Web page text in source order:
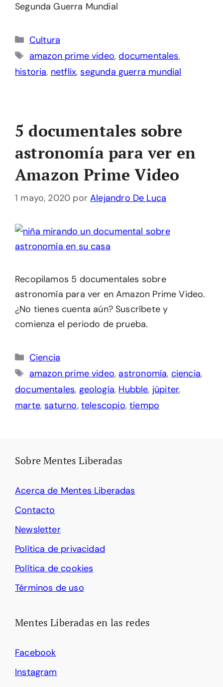
Segunda Guerra Mundial
Categorías
Cultura
Etiquetas
amazon prime video,documentales,
historia, netflix,segunda guerra mundial
5 documentales sobre
astronomía para ver en
Amazon Prime Video
1 mayo, 2020 porAlejandro De Luca
Recopilamos 5 documentales sobre
astronomía para ver en Amazon Prime Video.
¿No tienes cuenta aún? Suscríbete y
comienza el periodo de prueba.
Categorías
Ciencia
Etiquetas
amazon prime video, astronomía, ciencia,
documentales, geología, Hubble, júpiter,
marte,saturno, telescopio,tiempo
Sobre Mentes Liberadas
Acerca de Mentes Liberadas
Contacto
Newsletter
Política de privacidad
Política de cookies
Términos de uso
Mentes Liberadas en las redes
Facebook
Instagram